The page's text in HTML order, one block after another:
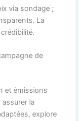
via sondage ;
La
de
et émissions
la
explore